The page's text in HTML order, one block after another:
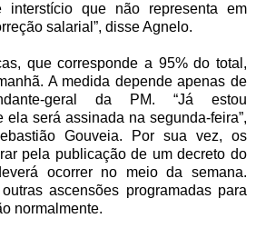
interstício que não representa em
salarial”, disse Agnelo.
que corresponde a 95% do total,
A medida depende apenas de
geral da PM. “Já estou
ela será assinada na segunda-feira”,
Gouveia. Por sua vez, os
pela publicação de um decreto do
ocorrer no meio da semana.
ascensões programadas para
normalmente.